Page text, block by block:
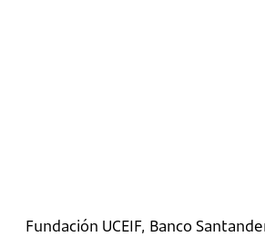
Fundación UCEIF, Banco